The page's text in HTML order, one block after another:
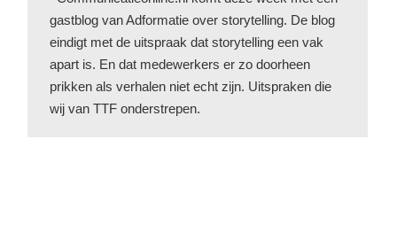
gastblog van Adformatie over storytelling. De blog
eindigt met de uitspraak dat storytelling een vak
apart is. En dat medewerkers er zo doorheen
prikken als verhalen niet echt zijn. Uitspraken die
wij van TTF onderstrepen.